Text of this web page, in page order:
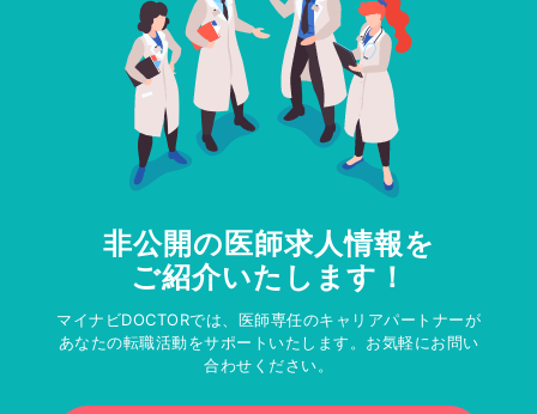
非公開の医師求人情報を
ご紹介いたします！
マイナビDOCTORでは、医師専任のキャリアパートナーが
あなたの転職活動をサポートいたします。お気軽にお問い
合わせください。